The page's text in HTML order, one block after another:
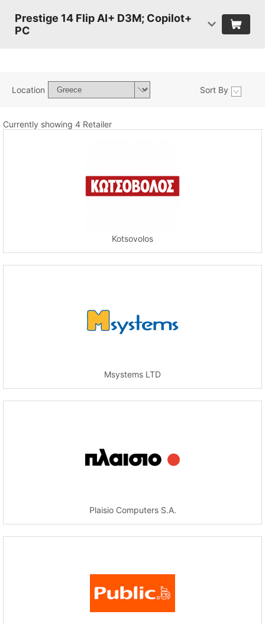
Prestige 14 Flip AI+ D3M; Copilot+
PC
Location Sort By
Currently showing 4 Retailer
Kotsovolos
Msystems LTD
Plaisio Computers S.A.